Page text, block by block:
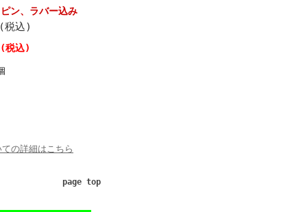
ン、ラバー込み
込)
税込)
の詳細はこちら
page top